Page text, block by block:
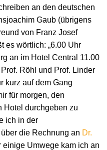
an den deutschen
Gaub (übrigens
von Franz Josef
es wörtlich: „6.00 Uhr
an im Hotel Central 11.00
Röhl und Prof. Linder
kurz auf dem Gang
für morgen, den
Hotel durchgeben zu
ich in der
die Rechnung an Dr.
einige Umwege kam ich an